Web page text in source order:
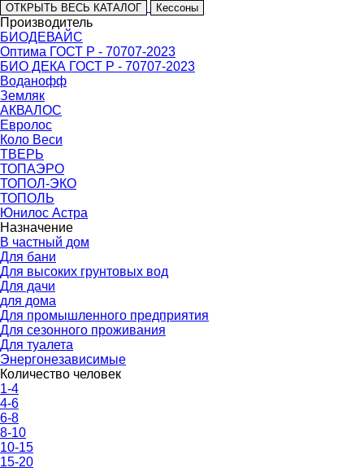
ОТКРЫТЬ ВЕСЬ КАТАЛОГ Кессоны
Производитель
БИОДЕВАЙС
Оптима ГОСТ Р - 70707-2023
БИО ДЕКА ГОСТ Р - 70707-2023
Воданофф
Земляк
АКВАЛОС
Евролос
Коло Веси
ТВЕРЬ
ТОПАЭРО
ТОПОЛ-ЭКО
ТОПОЛЬ
Юнилос Астра
Назначение
В частный дом
Для бани
Для высоких грунтовых вод
Для дачи
для дома
Для промышленного предприятия
Для сезонного проживания
Для туалета
Энергонезависимые
Количество человек
1-4
4-6
6-8
8-10
10-15
15-20